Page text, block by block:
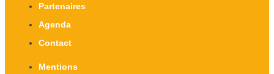
Partenaires
Agenda
Contact
Mentions